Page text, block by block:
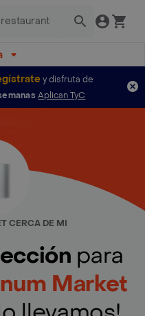
y disfruta de
Aplican TyC
CERCA DE MI
para
Market